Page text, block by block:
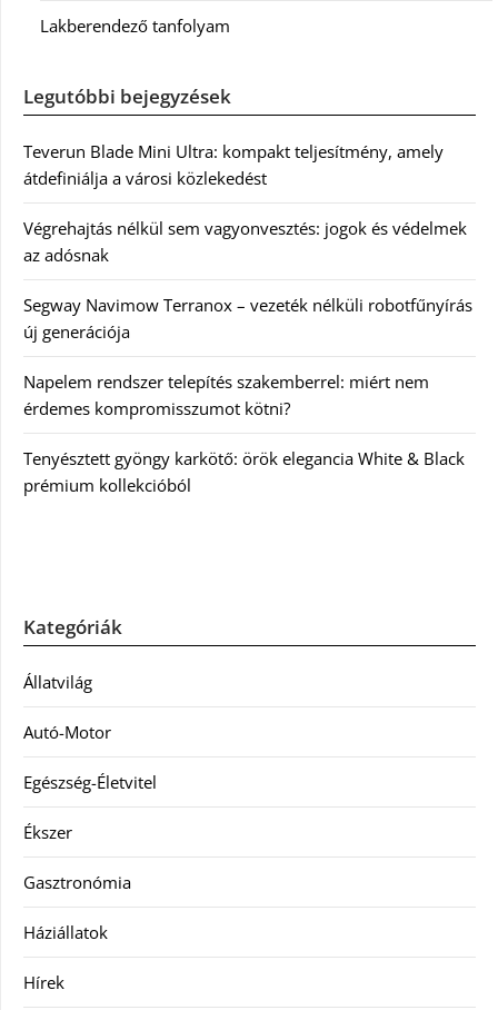
Lakberendező tanfolyam
Legutóbbi bejegyzések
Teverun Blade Mini Ultra: kompakt teljesítmény, amely
átdefiniálja a városi közlekedést
Végrehajtás nélkül sem vagyonvesztés: jogok és védelmek
az adósnak
Segway Navimow Terranox – vezeték nélküli robotfűnyírás
új generációja
Napelem rendszer telepítés szakemberrel: miért nem
érdemes kompromisszumot kötni?
Tenyésztett gyöngy karkötő: örök elegancia White & Black
prémium kollekcióból
Kategóriák
Állatvilág
Autó-Motor
Egészség-Életvitel
Ékszer
Gasztronómia
Háziállatok
Hírek